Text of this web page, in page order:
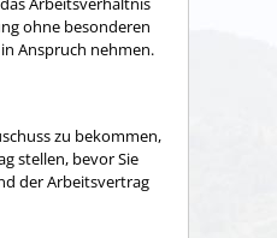
ohne besonderen
Anspruch nehmen.
zu bekommen,
stellen, bevor Sie
der Arbeitsvertrag